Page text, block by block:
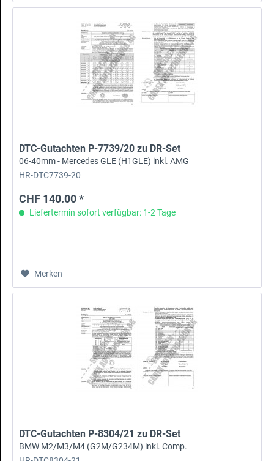
DTC-Gutachten P-7739/20 zu DR-Set
06-40mm - Mercedes GLE (H1GLE) inkl. AMG
HR-DTC7739-20
CHF 140.00 *
Liefertermin sofort verfügbar: 1-2 Tage
Merken
DTC-Gutachten P-8304/21 zu DR-Set
BMW M2/M3/M4 (G2M/G234M) inkl. Comp.